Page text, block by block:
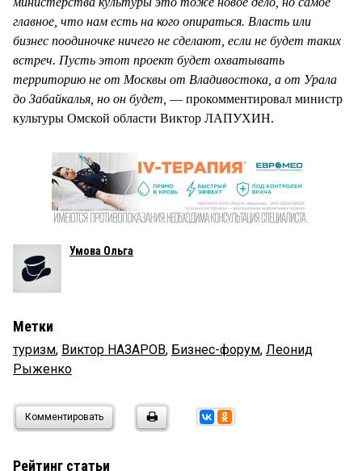
главное, что нам есть на кого опираться. Власть или
бизнес поодиночке ничего не сделают, если не будет таких
встреч. Пусть этот проект будет охватывать
территорию не от Москвы от Владивостока, а от Урала
до Забайкалья, но он будет, — прокомментировал министр
культуры Омской области Виктор ЛАПУХИН.
Умова Ольга
Метки
туризм, Виктор НАЗАРОВ, Бизнес-форум, Леонид
Рыженко
Комментировать
Рейтинг статьи